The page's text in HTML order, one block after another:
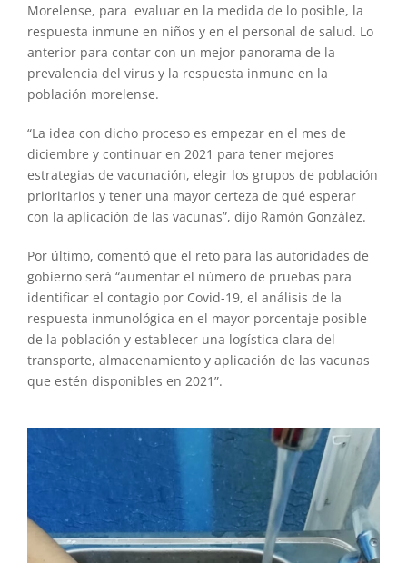
Morelense, para evaluar en la medida de lo posible, la
respuesta inmune en niños y en el personal de salud. Lo
anterior para contar con un mejor panorama de la
prevalencia del virus y la respuesta inmune en la
población morelense.
“La idea con dicho proceso es empezar en el mes de
diciembre y continuar en 2021 para tener mejores
estrategias de vacunación, elegir los grupos de población
prioritarios y tener una mayor certeza de qué esperar
con la aplicación de las vacunas”, dijo Ramón González.
Por último, comentó que el reto para las autoridades de
gobierno será “aumentar el número de pruebas para
identificar el contagio por Covid-19, el análisis de la
respuesta inmunológica en el mayor porcentaje posible
de la población y establecer una logística clara del
transporte, almacenamiento y aplicación de las vacunas
que estén disponibles en 2021”.